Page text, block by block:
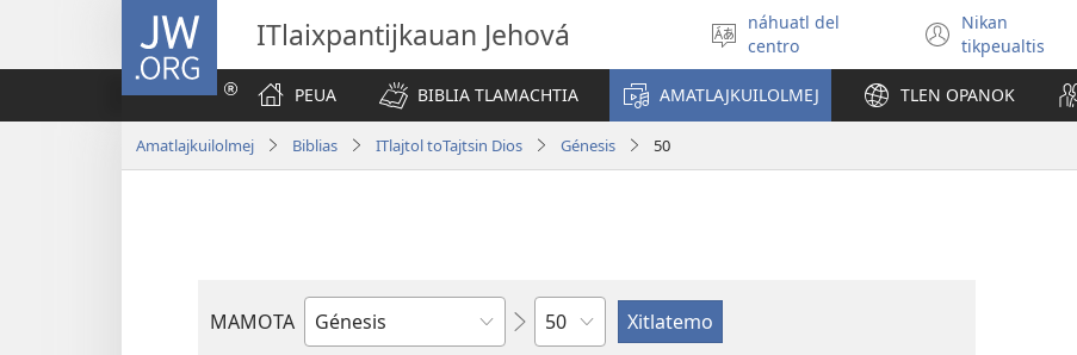
JW.ORG
ITlaixpantijkauan Jehová
se
tlajtoli
náhuatl del
centro
Nikan
tikpeualtis
(xiktlapo
okse
ventana)
PEUA BIBLIA TLAMACHTIA AMATLAJKUILOLMEJ TLEN OPANOK
Amatlajkuilolmej Biblias ITlajtol toTajtsin Dios Génesis 50
MAMOTA
Amochtli
Capítulo